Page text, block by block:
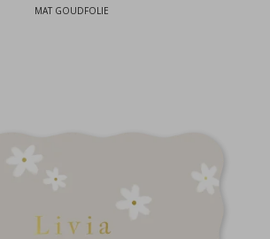
MAT GOUDFOLIE